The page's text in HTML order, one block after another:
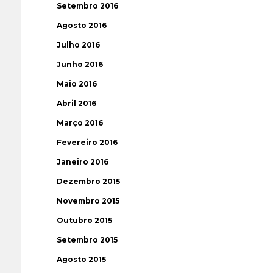
Setembro 2016
Agosto 2016
Julho 2016
Junho 2016
Maio 2016
Abril 2016
Março 2016
Fevereiro 2016
Janeiro 2016
Dezembro 2015
Novembro 2015
Outubro 2015
Setembro 2015
Agosto 2015